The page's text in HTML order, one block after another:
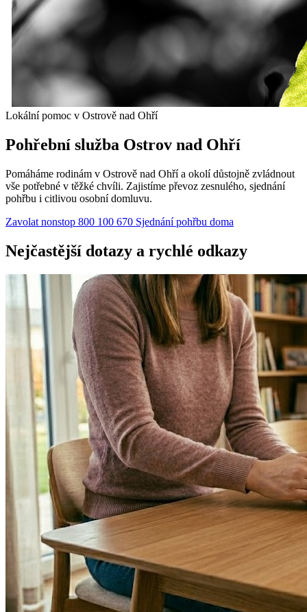
Lokální pomoc v Ostrově nad Ohří
Pohřební služba Ostrov nad Ohří
Pomáháme rodinám v Ostrově nad Ohří a okolí důstojně zvládnout
vše potřebné v těžké chvíli. Zajistíme převoz zesnulého, sjednání
pohřbu i citlivou osobní domluvu.
Zavolat nonstop 800 100 670 Sjednání pohřbu doma
Nejčastější dotazy a rychlé odkazy